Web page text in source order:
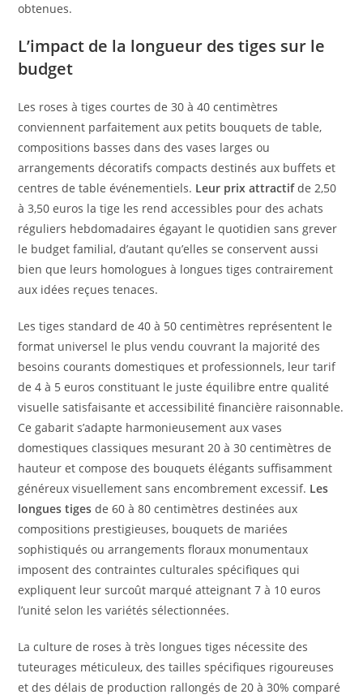
obtenues.
L’impact de la longueur des tiges sur le
budget
Les roses à tiges courtes de 30 à 40 centimètres
conviennent parfaitement aux petits bouquets de table,
compositions basses dans des vases larges ou
arrangements décoratifs compacts destinés aux buffets et
centres de table événementiels. Leur prix attractifde 2,50
à 3,50 euros la tige les rend accessibles pour des achats
réguliers hebdomadaires égayant le quotidien sans grever
le budget familial, d’autant qu’elles se conservent aussi
bien que leurs homologues à longues tiges contrairement
aux idées reçues tenaces.
Les tiges standard de 40 à 50 centimètres représentent le
format universel le plus vendu couvrant la majorité des
besoins courants domestiques et professionnels, leur tarif
de 4 à 5 euros constituant le juste équilibre entre qualité
visuelle satisfaisante et accessibilité financière raisonnable.
Ce gabarit s’adapte harmonieusement aux vases
domestiques classiques mesurant 20 à 30 centimètres de
hauteur et compose des bouquets élégants suffisamment
généreux visuellement sans encombrement excessif. Les
longues tiges de 60 à 80 centimètres destinées aux
compositions prestigieuses, bouquets de mariées
sophistiqués ou arrangements floraux monumentaux
imposent des contraintes culturales spécifiques qui
expliquent leur surcoût marqué atteignant 7 à 10 euros
l’unité selon les variétés sélectionnées.
La culture de roses à très longues tiges nécessite des
tuteurages méticuleux, des tailles spécifiques rigoureuses
et des délais de production rallongés de 20 à 30% comparé